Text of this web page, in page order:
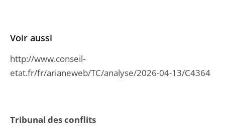
Tribunal des conflits
Voir aussi
http://www.conseil-
etat.fr/fr/arianeweb/TC/analyse/2026-04-13/C4364